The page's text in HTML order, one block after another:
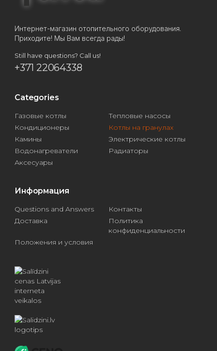
Интернет-магазин отопительного оборудования.
Приходите! Мы Вам всегда рады!
Still have questions? Call us!
+371 22064338
Categories
Газовые котлы
Тепловые насосы
Кондиционеры
Котлы на гранулах
Камины
Электрические котлы
Водонагреватели
Радиаторы
Аксесуары
Информация
Questions and Answers
Контакты
Доставка
Политика
конфиденциальности
Положения и условия